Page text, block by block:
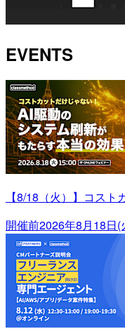
EVENTS
【8/18（火）】コス
開催前2026年8月18日(